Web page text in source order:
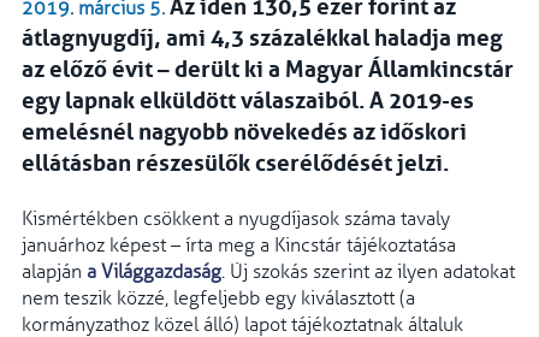
2019. március 5. Az idén 130,5 ezer forint az
átlagnyugdíj, ami 4,3 százalékkal haladja meg
az előző évit – derült ki a Magyar Államkincstár
egy lapnak elküldött válaszaiból. A 2019-es
emelésnél nagyobb növekedés az időskori
ellátásban részesülők cserélődését jelzi.
Kismértékben csökkent a nyugdíjasok száma tavaly
januárhoz képest – írta meg a Kincstár tájékoztatása
alapján a Világgazdaság. Új szokás szerint az ilyen adatokat
nem teszik közzé, legfeljebb egy kiválasztott (a
kormányzathoz közel álló) lapot tájékoztatnak általuk